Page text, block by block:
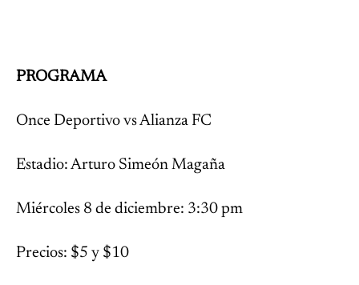
PROGRAMA
Once Deportivo vs Alianza FC
Estadio: Arturo Simeón Magaña
Miércoles 8 de diciembre: 3:30 pm
Precios: $5 y $10